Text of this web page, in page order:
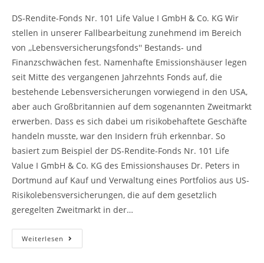
DS-Rendite-Fonds Nr. 101 Life Value I GmbH & Co. KG Wir
stellen in unserer Fallbearbeitung zunehmend im Bereich
von ,,Lebensversicherungsfonds'' Bestands- und
Finanzschwächen fest. Namenhafte Emissionshäuser legen
seit Mitte des vergangenen Jahrzehnts Fonds auf, die
bestehende Lebensversicherungen vorwiegend in den USA,
aber auch Großbritannien auf dem sogenannten Zweitmarkt
erwerben. Dass es sich dabei um risikobehaftete Geschäfte
handeln musste, war den Insidern früh erkennbar. So
basiert zum Beispiel der DS-Rendite-Fonds Nr. 101 Life
Value I GmbH & Co. KG des Emissionshauses Dr. Peters in
Dortmund auf Kauf und Verwaltung eines Portfolios aus US-
Risikolebensversicherungen, die auf dem gesetzlich
geregelten Zweitmarkt in der…
Weiterlesen DS-
Rendite-